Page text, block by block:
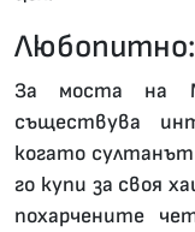
Любопитно:
За моста на
съществува
когато султанът
го купи за своя
похарчените